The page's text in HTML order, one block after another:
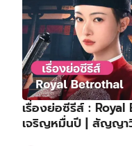
เรื่องย่อซีรีส์ :
เจริญหมื่นปี | สัญญา